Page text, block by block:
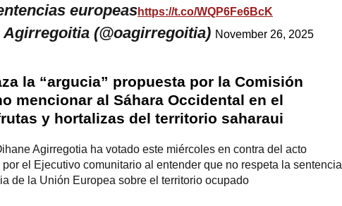
europeashttps://t.co/WQP6Fe6BcK
(@oagirregoitia) November 26, 2025
la “argucia” propuesta por la Comisión
mencionar al Sáhara Occidental en el
y hortalizas del territorio saharaui
Agirregotia ha votado este miércoles en contra del acto
el Ejecutivo comunitario al entender que no respeta la sentencia
de la Unión Europea sobre el territorio ocupado